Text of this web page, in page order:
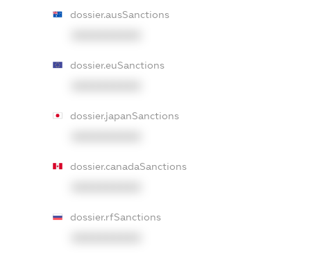
dossier.ausSanctions
dossier.euSanctions
dossier.japanSanctions
dossier.canadaSanctions
dossier.rfSanctions